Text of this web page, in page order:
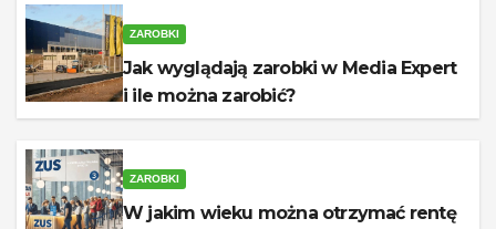
ZAROBKI
Jak wyglądają zarobki w Media Expert
i ile można zarobić?
ZAROBKI
W jakim wieku można otrzymać rentę